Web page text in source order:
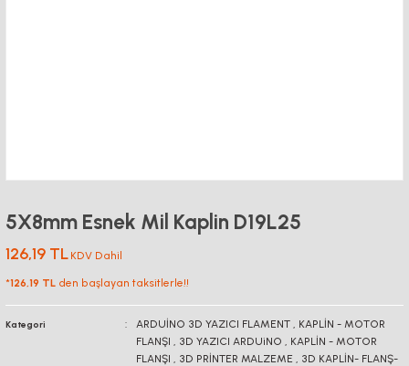
5X8mm Esnek Mil Kaplin D19L25
126,19 TL KDV Dahil
*126,19 TL den başlayan taksitlerle!!
Kategori ARDUİNO 3D YAZICI FLAMENT , KAPLİN - MOTOR
FLANŞI , 3D YAZICI ARDUiNO , KAPLİN - MOTOR
FLANŞI , 3D PRİNTER MALZEME , 3D KAPLİN- FLANŞ-